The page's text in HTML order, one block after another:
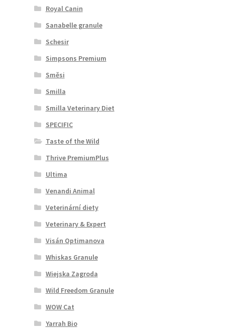
Royal Canin
Sanabelle granule
Schesir
Simpsons Premium
Směsi
Smilla
Smilla Veterinary Diet
SPECIFIC
Taste of the Wild
Thrive PremiumPlus
Ultima
Venandi Animal
Veterinární diety
Veterinary & Expert
Visán Optimanova
Whiskas Granule
Wiejska Zagroda
Wild Freedom Granule
WOW Cat
Yarrah Bio